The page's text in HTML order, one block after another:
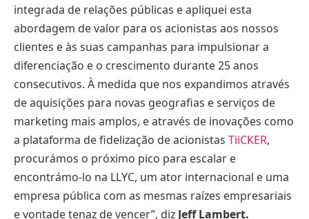
integrada de relações públicas e apliquei esta
abordagem de valor para os acionistas aos nossos
clientes e às suas campanhas para impulsionar a
diferenciação e o crescimento durante 25 anos
consecutivos. À medida que nos expandimos através
de aquisições para novas geografias e serviços de
marketing mais amplos, e através de inovações como
a plataforma de fidelização de acionistas TiiCKER,
procurámos o próximo pico para escalar e
encontrámo-lo na LLYC, um ator internacional e uma
empresa pública com as mesmas raízes empresariais
e vontade tenaz de vencer”, diz Jeff Lambert.